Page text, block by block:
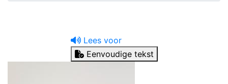
Lees voor
Eenvoudige tekst